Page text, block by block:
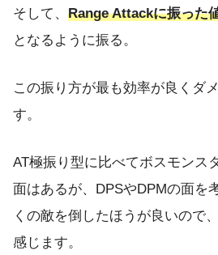
そして、 Range Attackに振った
となるように振る。
この振り方が最も効率が良くダ
す。
AT極振り型に比べてボスモンス
面はあるが、DPSやDPMの面を
くの敵を倒したほうが良いので
感じます。